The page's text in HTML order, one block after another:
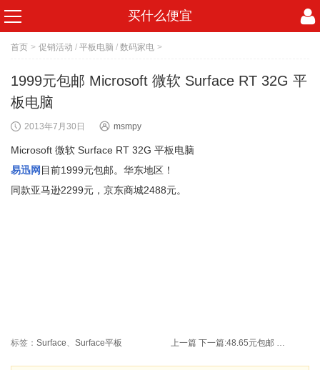
买什么便宜
首页 > 促销活动 / 平板电脑 / 数码家电 >
1999元包邮 Microsoft 微软 Surface RT 32G 平
板电脑
2013年7月30日 msmpy
Microsoft 微软 Surface RT 32G 平板电脑
易迅网 目前1999元包邮。华东地区！
同款亚马逊2299元，京东商城2488元。
标签： Surface、 Surface平板 上一篇 下一篇: 48.65元包邮 Neutrogena露得清 水活盈透保湿乳霜50g